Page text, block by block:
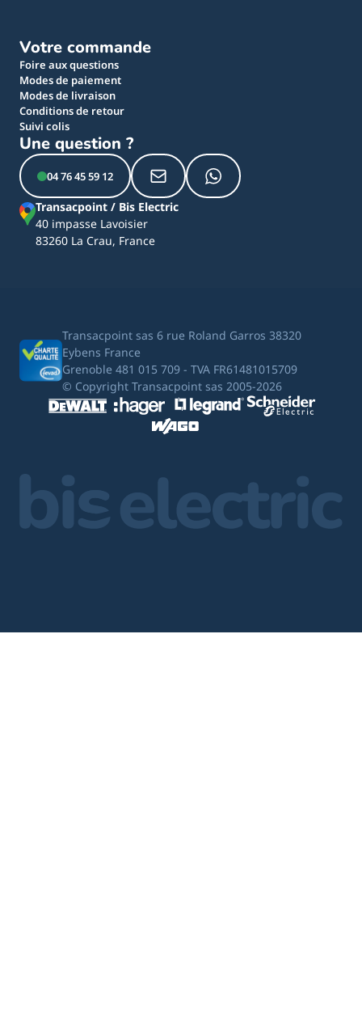
Votre commande
Foire aux questions
Modes de paiement
Modes de livraison
Conditions de retour
Suivi colis
Une question ?
04 76 45 59 12
Transacpoint / Bis Electric
40 impasse Lavoisier
83260 La Crau, France
Transacpoint sas 6 rue Roland Garros 38320
Eybens France
Grenoble 481 015 709 - TVA FR61481015709
© Copyright Transacpoint sas 2005-2026